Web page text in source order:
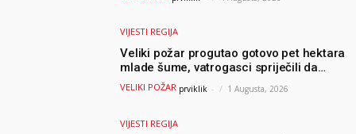
VIJESTI REGIJA
Veliki požar progutao gotovo pet hektara
mlade šume, vatrogasci spriječili da
dođe do još veće katastrofe
VELIKI POŽAR prviklik - 1 Augusta, 2026
VIJESTI REGIJA